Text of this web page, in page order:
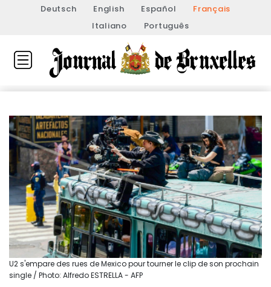
Deutsch English Español
Français
Italiano
Português
U2 s'empare des rues de Mexico pour tourner le clip de son prochain
single / Photo: Alfredo ESTRELLA - AFP